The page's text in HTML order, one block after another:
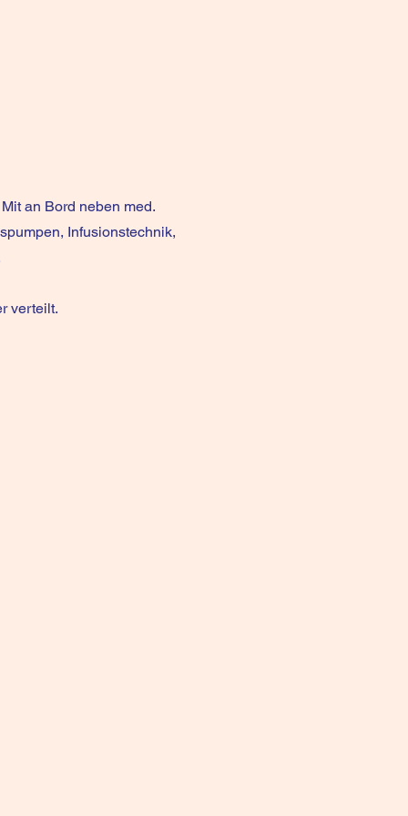
an Bord neben med.
Infusionstechnik,
verteilt.